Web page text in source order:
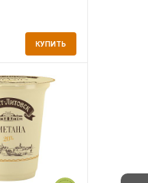
КУПИТЬ